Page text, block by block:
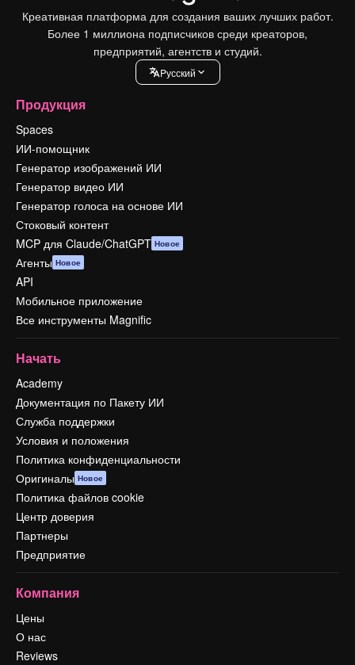
Креативная платформа для создания ваших лучших работ.
Более 1 миллиона подписчиков среди креаторов,
предприятий, агентств и студий.
Pусский
Продукция
Spaces
ИИ-помощник
Генератор изображений ИИ
Генератор видео ИИ
Генератор голоса на основе ИИ
Стоковый контент
MCP для Claude/ChatGPT Новое
Агенты Новое
API
Мобильное приложение
Все инструменты Magnific
Начать
Academy
Документация по Пакету ИИ
Служба поддержки
Условия и положения
Политика конфиденциальности
Оригиналы Новое
Политика файлов cookie
Центр доверия
Партнеры
Предприятие
Компания
Цены
О нас
Reviews